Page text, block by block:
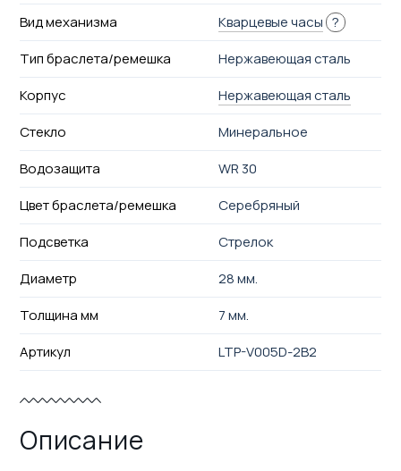
Вид механизма Кварцевые часы ?
Тип браслета/ремешка
Нержавеющая сталь
Корпус
Нержавеющая сталь
Стекло
Минеральное
Водозащита
WR 30
Цвет браслета/ремешка
Серебряный
Подсветка
Стрелок
Диаметр
28 мм.
Толщина мм
7 мм.
Артикул
LTP-V005D-2B2
Описание